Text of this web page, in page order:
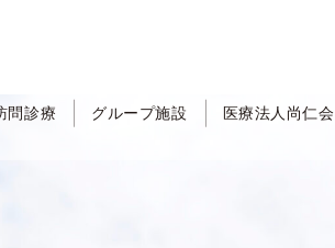
問診療 グループ施設 医療法人尚仁会